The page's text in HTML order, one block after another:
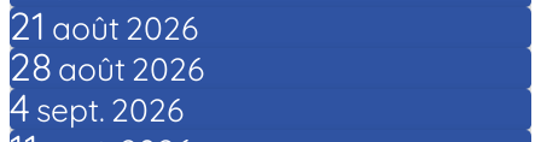
21 août 2026
28 août 2026
4 sept. 2026